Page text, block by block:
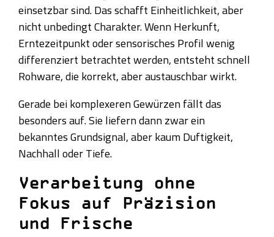
einsetzbar sind. Das schafft Einheitlichkeit, aber
nicht unbedingt Charakter. Wenn Herkunft,
Erntezeitpunkt oder sensorisches Profil wenig
differenziert betrachtet werden, entsteht schnell
Rohware, die korrekt, aber austauschbar wirkt.
Gerade bei komplexeren Gewürzen fällt das
besonders auf. Sie liefern dann zwar ein
bekanntes Grundsignal, aber kaum Duftigkeit,
Nachhall oder Tiefe.
Verarbeitung ohne
Fokus auf Präzision
und Frische